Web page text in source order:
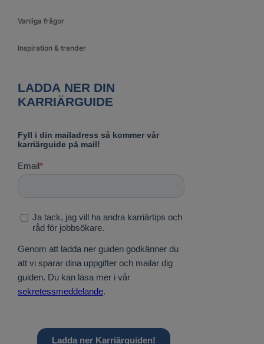
Vanliga frågor
Inspiration & trender